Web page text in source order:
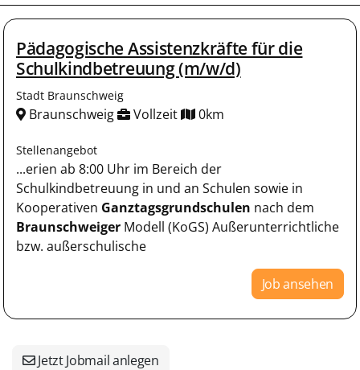
Pädagogische Assistenzkräfte für die
Schulkindbetreuung (m/w/d)
Stadt Braunschweig
Braunschweig Vollzeit 0km
Stellenangebot
...erien ab 8:00 Uhr im Bereich der
Schulkindbetreuung in und an Schulen sowie in
Kooperativen Ganztagsgrundschulen nach dem
Braunschweiger Modell (KoGS) Außerunterrichtliche
bzw. außerschulische
Job ansehen
Jetzt Jobmail anlegen